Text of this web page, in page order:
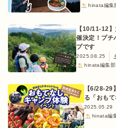
hinata編集
【10/11-12
催決定！プチ
プです
2025.08.25
hinata編集部
【6/28-29
る「おも
2025.05.29
hinata編
キャンプ場
料理
how to
初めての方